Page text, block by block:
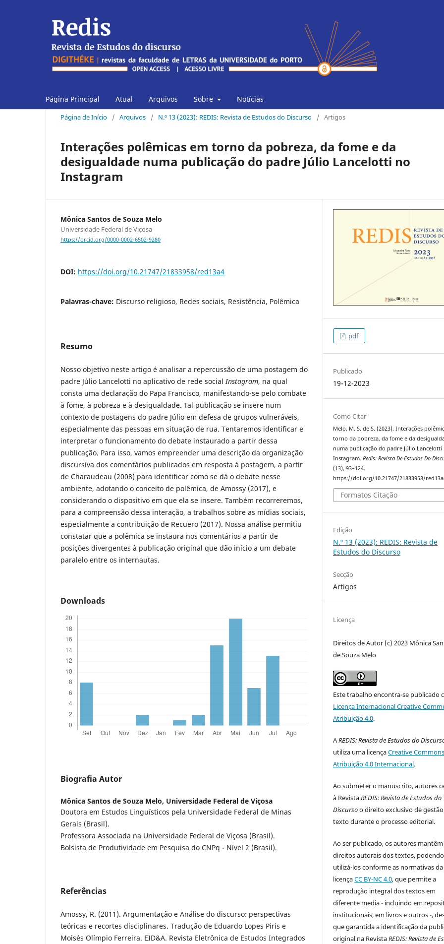
Página Principal Atual Arquivos Sobre Notícias
Página de Início / Arquivos / N.º 13 (2023): REDIS: Revista de Estudos do Discurso / Artigos
Interações polêmicas em torno da pobreza, da fome e da
desigualdade numa publicação do padre Júlio Lancelotti no
Instagram
Mônica Santos de Souza Melo
Universidade Federal de Viçosa
https://orcid.org/0000-0002-6502-9280
DOI: https://doi.org/10.21747/21833958/red13a4
Palavras-chave: Discurso religioso, Redes sociais, Resistência, Polêmica
Resumo
Nosso objetivo neste artigo é analisar a repercussão de uma postagem do
padre Júlio Lancelotti no aplicativo de rede socialInstagram, na qual
consta uma declaração do Papa Francisco, manifestando-se pelo combate
à fome, à pobreza e à desigualdade. Tal publicação se insere num
contexto de postagens do padre Júlio em defesa de grupos vulneráveis,
especialmente das pessoas em situação de rua. Tentaremos identificar e
interpretar o funcionamento do debate instaurado a partir dessa
publicação. Para isso, vamos empreender uma descrição da organização
discursiva dos comentários publicados em resposta à postagem, a partir
de Charaudeau (2008) para identificar como se dá o debate nesse
ambiente, adotando o conceito de polêmica, de Amossy (2017), e
considerando o dispositivo em que ela se insere. Também recorreremos,
para a compreensão dessa interação, a trabalhos sobre as mídias sociais,
especialmente a contribuição de Recuero (2017). Nossa análise permitiu
constatar que a polêmica se instaura nos comentários a partir de
posições divergentes à publicação original que dão início a um debate
paralelo entre os internautas.
Downloads
Biografia Autor
Mônica Santos de Souza Melo, Universidade Federal de Viçosa
Doutora em Estudos Linguísticos pela Universidade Federal de Minas
Gerais (Brasil).
Professora Associada na Universidade Federal de Viçosa (Brasil).
Bolsista de Produtividade em Pesquisa do CNPq - Nível 2 (Brasil).
Referências
Amossy, R. (2011). Argumentação e Análise do discurso: perspectivas
teóricas e recortes disciplinares. Tradução de Eduardo Lopes Piris e
Moisés Olímpio Ferreira. EID&A. Revista Eletrônica de Estudos Integrados
pdf
Publicado
19-12-2023
Como Citar
Melo, M. S. de S. (2023). Interações
torno da pobreza, da fome e da
numa publicação do padre Júlio Lancelotti
Instagram.Redis: Revista De Estudos Do
(13), 93–124.
https://doi.org/10.21747/21833958/
Formatos Citação
Edição
N.º 13 (2023): REDIS: Revista de
Estudos do Discurso
Secção
Artigos
Licença
Direitos de Autor (c) 2023 Mônica
de Souza Melo
Este trabalho encontra-se publicado
Licença Internacional Creative
Atribuição 4.0.
AREDIS: Revista de Estudos do
utiliza uma licençaCreative
Atribuição 4.0 Internacional.
Ao submeter o manuscrito, autores
à RevistaREDIS: Revista de Estudos do
Discursoo direito exclusivo de
texto durante o processo editorial.
Ao ser publicado, os autores
direitos autorais dos textos, podendo
utilizá-los conforme as normativas da
licençaCC BY-NC 4.0, que permite a
reprodução integral dos textos em
diferente media - incluindo em
institucionais, em livros e outros -,
que garantida a identificação da
original na RevistaREDIS: Revista de